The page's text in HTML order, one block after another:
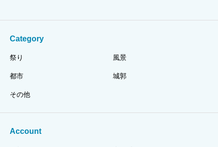
Category
祭り 風景
都市 城郭
その他
Account